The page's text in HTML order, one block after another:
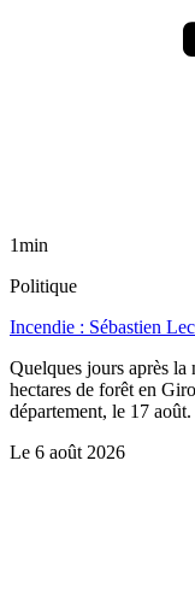
1min
Politique
Incendie : Sébastien
Quelques jours après
hectares de forêt en
département, le 17 août.
Le 6 août 2026